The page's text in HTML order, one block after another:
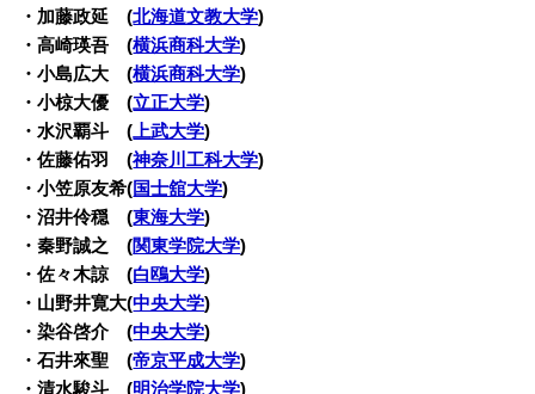
・加藤政延 (北海道文教大学)
・高崎瑛吾 (横浜商科大学)
・小島広大 (横浜商科大学)
・小椋大優 (立正大学)
・水沢覇斗 ( 上武大学)
・佐藤佑羽 (神奈川工科大学)
・小笠原友希(国士舘大学)
・沼井伶穏 (東海大学)
・秦野誠之 (関東学院大学)
・佐々木諒 (白鴎大学)
・山野井寛大(中央大学)
・染谷啓介 (中央大学)
・石井來聖 (帝京平成大学)
・清水駿斗 (明治学院大学)